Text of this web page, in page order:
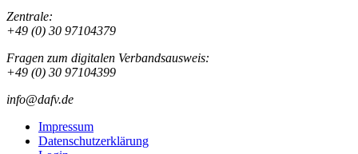
Zentrale:
+49 (0) 30 97104379
Fragen zum digitalen Verbandsausweis:
+49 (0) 30 97104399
info@dafv.de
Impressum
Datenschutzerklärung